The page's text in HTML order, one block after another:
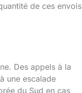
de ces envois
Des appels à la
une escalade
du Sud en cas